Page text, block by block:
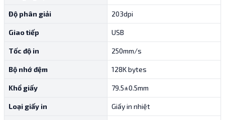
Độ phân giải 203dpi
Giao tiếp USB
Tốc độ in 250mm/s
Bộ nhớ đệm 128K bytes
Khổ giấy 79.5±0.5mm
Loại giấy in Giấy in nhiệt